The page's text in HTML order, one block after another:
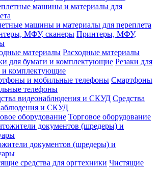
машины и материалы для переплета
Принтеры, МФУ,
Расходные материалы
Резаки для
и комплектующие
Смартфоны
телефоны
Средства
и СКУД
Торговое оборудование
документов (шредеры) и
Чистящие